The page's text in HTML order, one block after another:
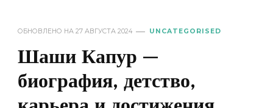
ОБНОВЛЕНО НА 27 АВГУСТА 2024 UNCATEGORISED
Шаши Капур —
биография, детство,